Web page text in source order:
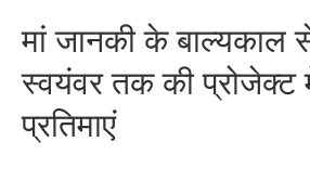
मां जानकी के बाल्यकाल
स्वयंवर तक की प्रोजेक्ट
प्रतिमाएं